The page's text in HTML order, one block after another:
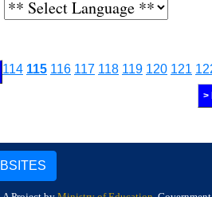
114 115 116 117 118 119 120 121
>